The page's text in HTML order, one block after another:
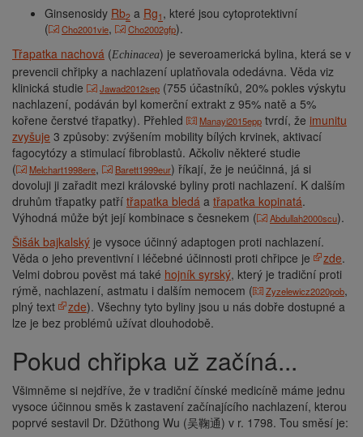
Ginsenosidy Rb2 a Rg1 , které jsou cytoprotektivní
(
Cho2001vie, Cho2002gfp).
Třapatka nachová (Echinacea) je severoamerická bylina, která se v
prevencii chřipky a nachlazení uplatňovala odedávna. Věda viz
klinická studie
Jawad2012sep (755 účastníků, 20% pokles výskytu
nachlazení, podáván byl komerční extrakt z 95% natě a 5%
kořene čerstvé třapatky). Přehled
Manayi2015epp tvrdí, že imunitu
zvyšuje 3 způsoby: zvýšením mobility bílých krvinek, aktivací
fagocytózy a stimulací fibroblastů. Ačkoliv některé studie
(
Melchart1998ere, Barett1999eur) říkají, že je neúčinná, já si
dovoluji ji zařadit mezi královské byliny proti nachlazení. K dalším
druhům třapatky patří třapatka bledá a třapatka kopinatá.
Výhodná může být její kombinace s česnekem (
Abdullah2000scu).
Šišák bajkalský je vysoce účinný adaptogen proti nachlazení.
Věda o jeho preventivní i léčebné účinnosti proti chřipce je
zde.
Velmi dobrou pověst má také hojník syrský, který je tradiční proti
rýmě, nachlazení, astmatu i dalším nemocem (
Zyzelewicz2020pob,
plný text
zde). Všechny tyto byliny jsou u nás dobře dostupné a
lze je bez problémů užívat dlouhodobě.
Pokud chřipka už začíná...
Všimněme si nejdříve, že v tradiční čínské medicíně máme jednu
vysoce účinnou směs k zastavení začínajícího nachlazení, kterou
poprvé sestavil Dr. Džüthong Wu (吴鞠通) v r. 1798. Tou směsí je: